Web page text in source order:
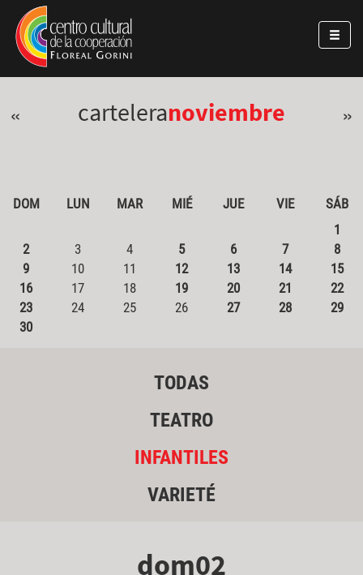
Pasar al contenido principal
Jump to main content
« carteleranoviembre »
DOM LUN MAR MIÉ JUE VIE
SÁB
1
2
3 4 5 6 7
8
9
10 11 12 13 14
15
16
17 18 19 20 21
22
23
24 25 26 27 28
29
30
TODAS
TEATRO
INFANTILES
VARIETÉ
dom02